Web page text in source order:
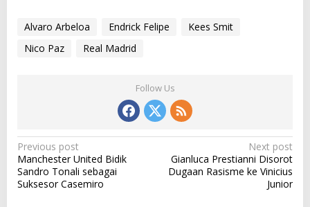
Alvaro Arbeloa Endrick Felipe
Kees Smit
Nico Paz
Real Madrid
Follow Us
P
o
s
Previous post
Manchester United Bidik
Sandro Tonali sebagai
Suksesor Casemiro
Next post
Gianluca Prestianni Disorot
Dugaan Rasisme ke Vinicius
Junior